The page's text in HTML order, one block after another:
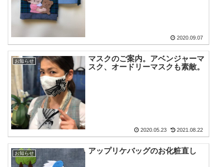
2020.09.07
お知らせ
マスクのご案内。アベンジャーマ
スク、オードリーマスクも素敵。
2020.05.23 2021.08.22
お知らせ アップリケバッグのお化粧直し